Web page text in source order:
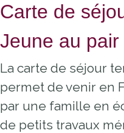
Carte de
Jeune au pair
La carte de séjour
permet de venir en
par une famille en
de petits travaux